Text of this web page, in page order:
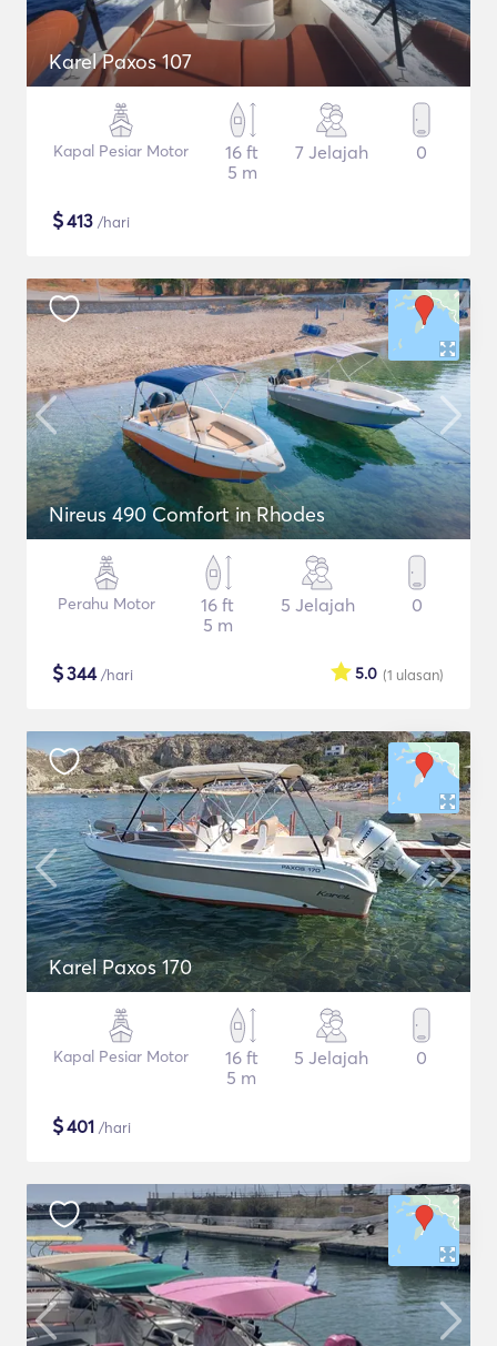
Karel Paxos 107
Kapal Pesiar Motor
16 ft
5 m
7 Jelajah 0
$413 /hari
Nireus 490 Comfort in Rhodes
Perahu Motor
16 ft
5 m
5 Jelajah 0
$344/hari (1 ulasan)
5.0
Karel Paxos 170
Kapal Pesiar Motor
16 ft
5 m
5 Jelajah 0
$401 /hari